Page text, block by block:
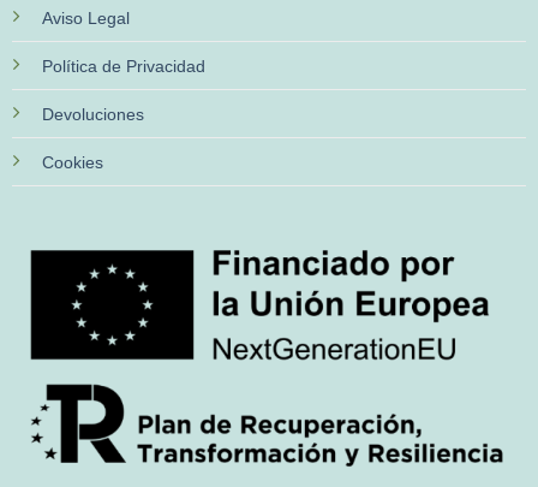
Aviso Legal
Política de Privacidad
Devoluciones
Cookies